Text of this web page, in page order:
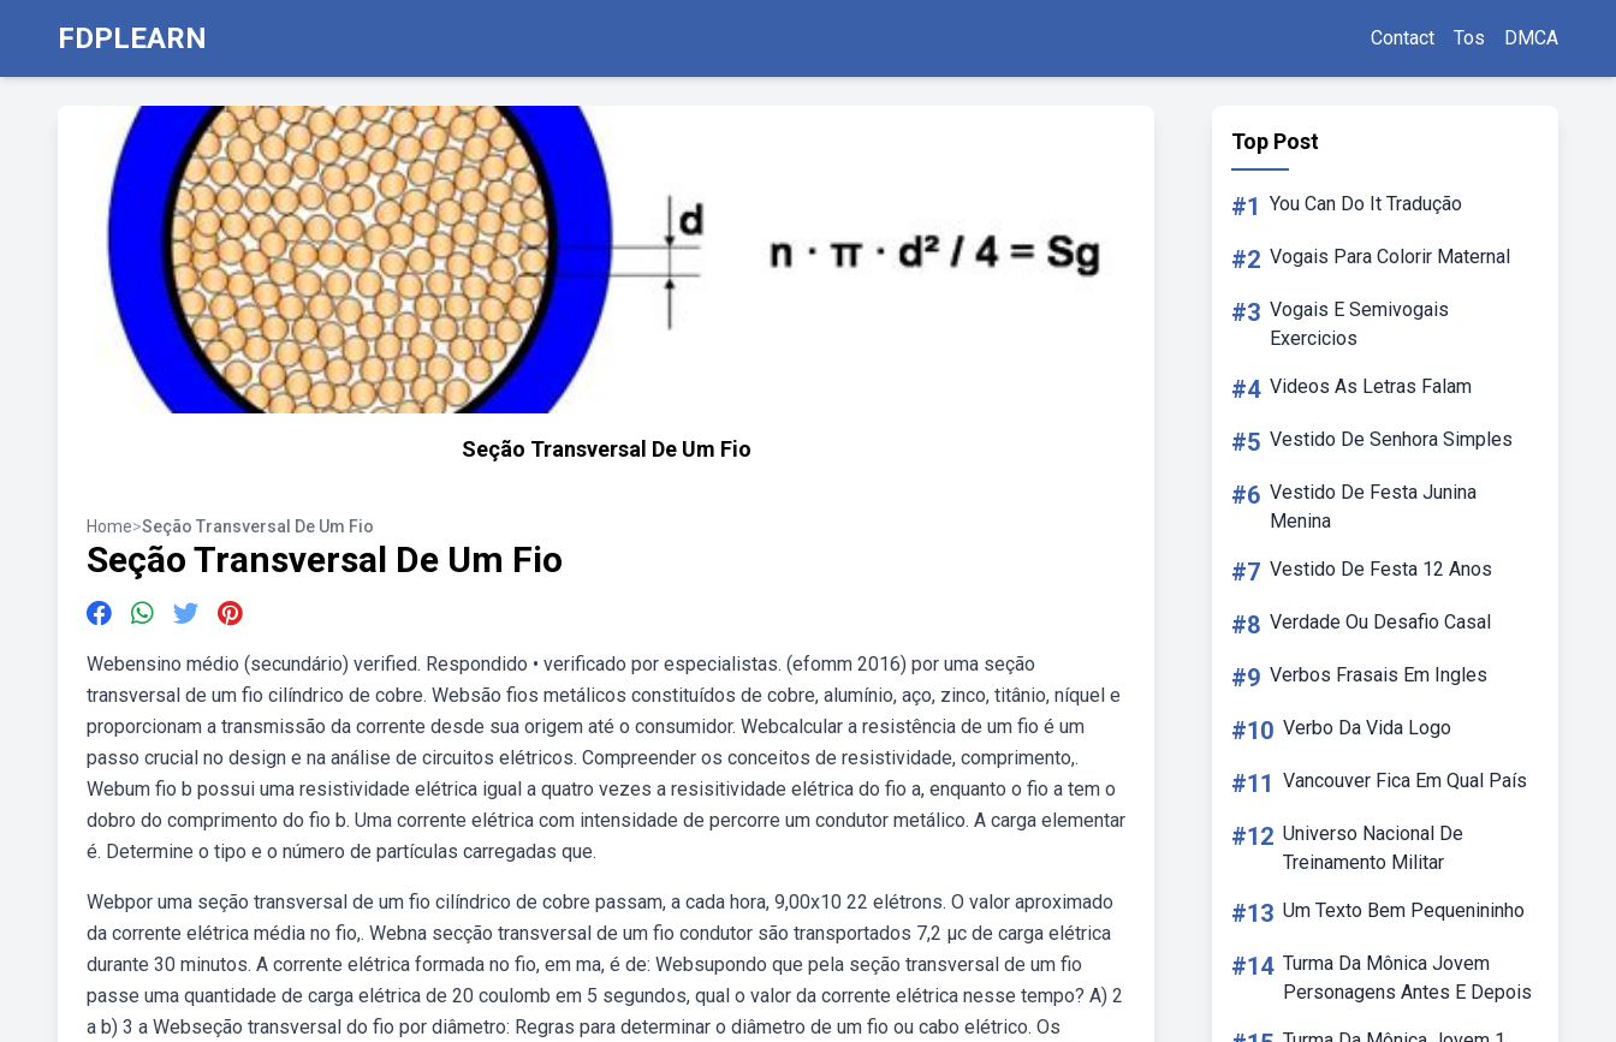
FDPLEARN Contact Tos DMCA
Seção Transversal De Um Fio
Home>Seção Transversal De Um Fio
Seção Transversal De Um Fio
Webensino médio (secundário) verified. Respondido • verificado por especialistas. (efomm 2016) por uma seção
transversal de um fio cilíndrico de cobre. Websão fios metálicos constituídos de cobre, alumínio, aço, zinco, titânio, níquel e
proporcionam a transmissão da corrente desde sua origem até o consumidor. Webcalcular a resistência de um fio é um
passo crucial no design e na análise de circuitos elétricos. Compreender os conceitos de resistividade, comprimento,.
Webum fio b possui uma resistividade elétrica igual a quatro vezes a resisitividade elétrica do fio a, enquanto o fio a tem o
dobro do comprimento do fio b. Uma corrente elétrica com intensidade de percorre um condutor metálico. A carga elementar
é. Determine o tipo e o número de partículas carregadas que.
Webpor uma seção transversal de um fio cilíndrico de cobre passam, a cada hora, 9,00x10 22 elétrons. O valor aproximado
da corrente elétrica média no fio,. Webna secção transversal de um fio condutor são transportados 7,2 μc de carga elétrica
durante 30 minutos. A corrente elétrica formada no fio, em ma, é de: Websupondo que pela seção transversal de um fio
passe uma quantidade de carga elétrica de 20 coulomb em 5 segundos, qual o valor da corrente elétrica nesse tempo? A) 2
a b) 3 a Webseção transversal do fio por diâmetro: Regras para determinar o diâmetro de um fio ou cabo elétrico. Os
Top Post
#1 You Can Do It Tradução
#2 Vogais Para Colorir Maternal
#3 Vogais E Semivogais
Exercicios
#4 Videos As Letras Falam
#5 Vestido De Senhora Simples
#6 Vestido De Festa Junina
Menina
#7 Vestido De Festa 12 Anos
#8 Verdade Ou Desafio Casal
#9 Verbos Frasais Em Ingles
#10 Verbo Da Vida Logo
#11 Vancouver Fica Em Qual País
#12 Universo Nacional De
Treinamento Militar
#13 Um Texto Bem Pequenininho
#14 Turma Da Mônica Jovem
Personagens Antes E Depois